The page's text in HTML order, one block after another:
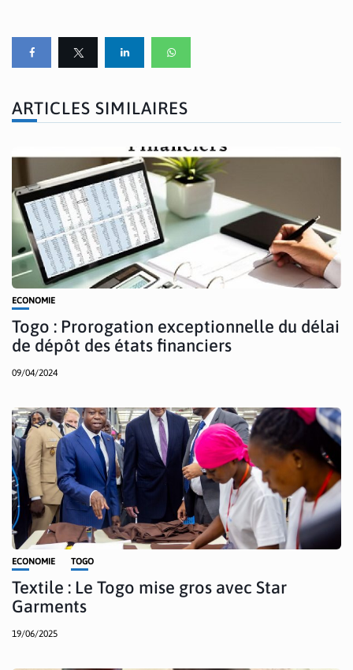
ARTICLES SIMILAIRES
ECONOMIE
Togo : Prorogation exceptionnelle du délai
de dépôt des états financiers
09/04/2024
ECONOMIE TOGO
Textile : Le Togo mise gros avec Star
Garments
19/06/2025